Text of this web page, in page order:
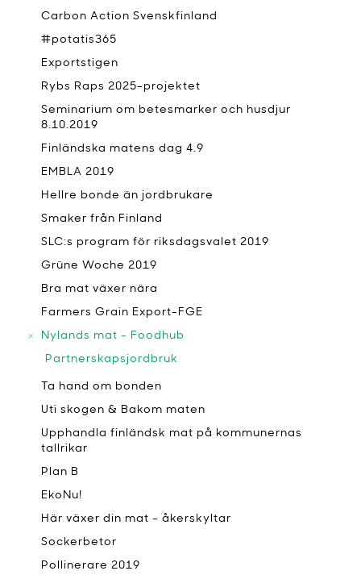
Carbon Action Svenskfinland
#potatis365
Exportstigen
Rybs Raps 2025-projektet
Seminarium om betesmarker och husdjur
8.10.2019
Finländska matens dag 4.9
EMBLA 2019
Hellre bonde än jordbrukare
Smaker från Finland
SLC:s program för riksdagsvalet 2019
Grüne Woche 2019
Bra mat växer nära
Farmers Grain Export-FGE
Nylands mat - Foodhub
Partnerskapsjordbruk
Ta hand om bonden
Uti skogen & Bakom maten
Upphandla finländsk mat på kommunernas
tallrikar
Plan B
EkoNu!
Här växer din mat - åkerskyltar
Sockerbetor
Pollinerare 2019